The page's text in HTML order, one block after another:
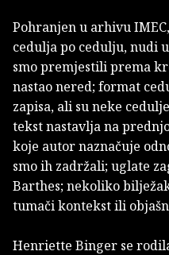
Pohranjen u arhivu
cedulja po cedulju, nudi
smo premjestili prema
nastao nered; format
za­pisa, ali su neke
tekst nastavlja na
koje autor naznačuje
smo ih zadržali; uglate
Barthes; ne­koliko
tumači kon­tekst ili
Henriette Binger se